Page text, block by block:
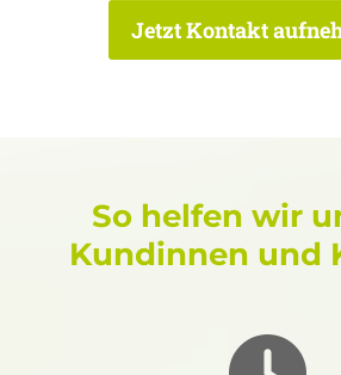
Jetzt Kontakt
So helfen wir
Kundinnen und